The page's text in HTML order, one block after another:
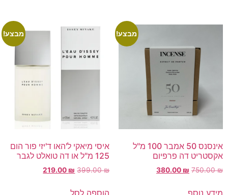
מבצע!
אינסנס 50 אמבר 100 מ"ל
אקסטריט דה פרפיום
750.00₪
380.00 ₪
מבצע!
איסי מיאקי ל'האו ד'יזי פור הום
125 מ"ל או דה טואלט לגבר
399.00₪
219.00 ₪